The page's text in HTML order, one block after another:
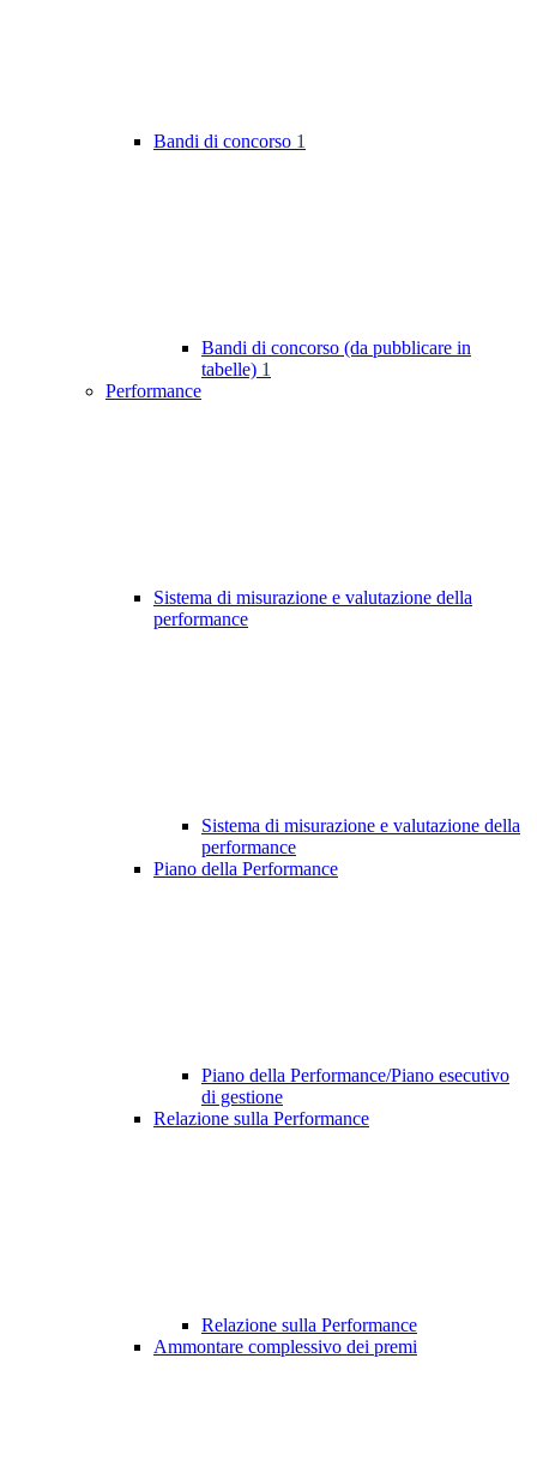
Bandi di concorso 1
Bandi di concorso (da pubblicare in
tabelle) 1
Performance
Sistema di misurazione e valutazione della
performance
Sistema di misurazione e valutazione della
performance
Piano della Performance
Piano della Performance/Piano esecutivo
di gestione
Relazione sulla Performance
Relazione sulla Performance
Ammontare complessivo dei premi